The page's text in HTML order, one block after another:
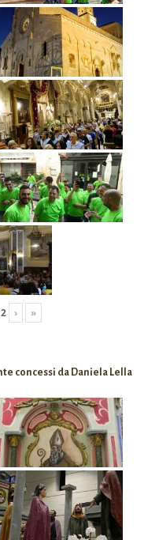
2 › »
concessi da Daniela Lella